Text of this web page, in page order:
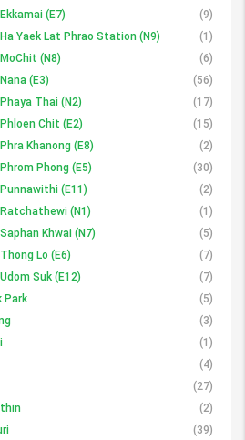
(E7)
(9)
Yaek Lat Phrao Station (N9)
(1)
(N8)
(6)
(E3)
(56)
Thai (N2)
(17)
Chit (E2)
(15)
Khanong (E8)
(2)
Phong (E5)
(30)
(E11)
(2)
(N1)
(1)
Khwai (N7)
(5)
Lo (E6)
(7)
Suk (E12)
(7)
Park
(5)
(3)
(1)
(4)
(27)
(2)
(39)